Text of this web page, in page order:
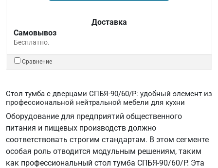
Доставка
Самовывоз
Бесплатно.
Сравнение
Стол тумба с дверцами СПБЯ-90/60/Р: удобный элемент из
профессиональной нейтральной мебели для кухни
Оборудование для предприятий общественного
питания и пищевых производств должно
соответствовать строгим стандартам. В этом сегменте
особая роль отводится модульным решениям, таким
как профессиональный стол тумба СПБЯ-90/60/Р. Эта